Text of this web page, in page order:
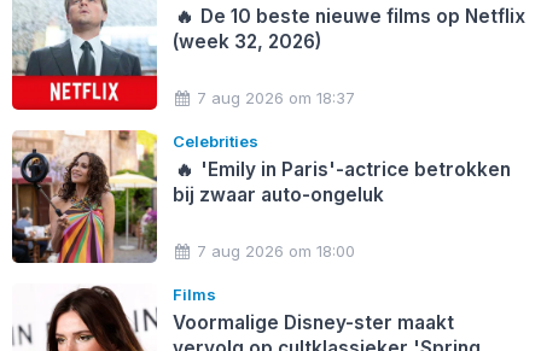
🔥 De 10 beste nieuwe films op Netflix
(week 32, 2026)
7 aug 2026 om 18:37
Celebrities
🔥 'Emily in Paris'-actrice betrokken
bij zwaar auto-ongeluk
7 aug 2026 om 18:00
Films
Voormalige Disney-ster maakt